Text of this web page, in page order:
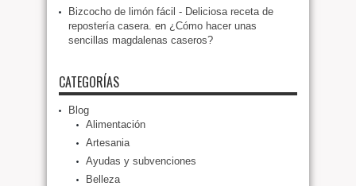
Bizcocho de limón fácil - Deliciosa receta de
repostería casera. en ¿Cómo hacer unas
sencillas magdalenas caseros?
CATEGORÍAS
Blog
Alimentación
Artesania
Ayudas y subvenciones
Belleza